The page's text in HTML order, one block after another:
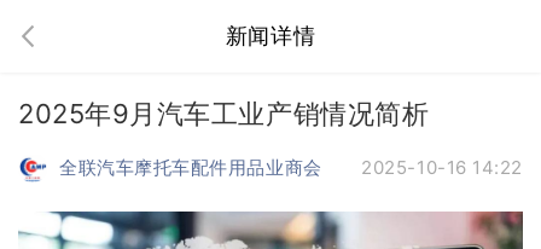
新闻详情
2025年9月汽车工业产销情况简析
全联汽车摩托车配件用品业商会 2025-10-16 14:22